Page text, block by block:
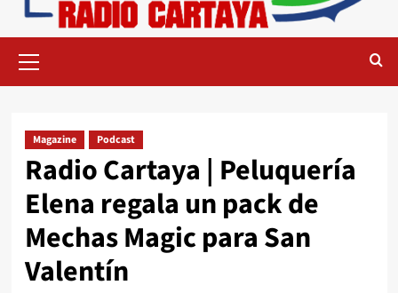
Magazine Podcast
Radio Cartaya | Peluquería
Elena regala un pack de
Mechas Magic para San
Valentín